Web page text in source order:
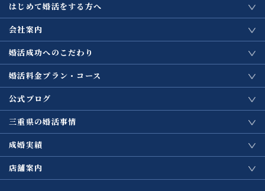
はじめて婚活をする方へ
会社案内
婚活成功へのこだわり
婚活料金プラン・コース
公式ブログ
三重県の婚活事情
成婚実績
店舗案内